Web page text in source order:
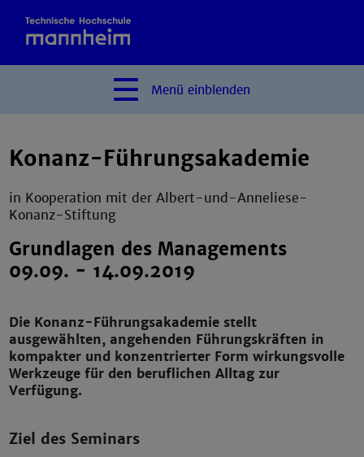
Menü einblenden
Konanz-Führungsakademie
in Kooperation mit der Albert-und-Anneliese-
Konanz-Stiftung
Grundlagen des Managements
09.09. - 14.09.2019
Die Konanz-Führungsakademie stellt
ausgewählten, angehenden Führungskräften in
kompakter und konzentrierter Form wirkungsvolle
Werkzeuge für den beruflichen Alltag zur
Verfügung.
Ziel des Seminars